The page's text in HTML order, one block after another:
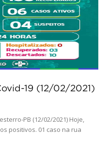
19 (12/02/2021)
PB (12/02/2021) Hoje,
positivos. 01 caso na rua